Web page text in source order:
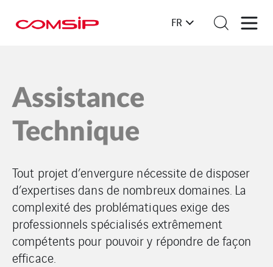
FR
Assistance
Technique
Tout projet d’envergure nécessite de disposer
d’expertises dans de nombreux domaines. La
complexité des problématiques exige des
professionnels spécialisés extrêmement
compétents pour pouvoir y répondre de façon
efficace.